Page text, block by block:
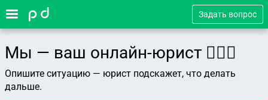
Задать вопрос
Мы — ваш онлайн-юрист 👨🏻‍⚖️
Опишите ситуацию — юрист подскажет, что делать
дальше.